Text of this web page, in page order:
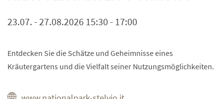
23.07. - 27.08.2026 15:30 - 17:00
Entdecken Sie die Schätze und Geheimnisse eines
Kräutergartens und die Vielfalt seiner Nutzungsmöglichkeiten.